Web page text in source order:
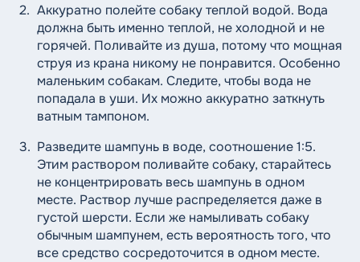
Аккуратно полейте собаку теплой водой. Вода
должна быть именно теплой, не холодной и не
горячей. Поливайте из душа, потому что мощная
струя из крана никому не понравится. Особенно
маленьким собакам. Следите, чтобы вода не
попадала в уши. Их можно аккуратно заткнуть
ватным тампоном.
Разведите шампунь в воде, соотношение 1:5.
Этим раствором поливайте собаку, старайтесь
не концентрировать весь шампунь в одном
месте. Раствор лучше распределяется даже в
густой шерсти. Если же намыливать собаку
обычным шампунем, есть вероятность того, что
все средство сосредоточится в одном месте.